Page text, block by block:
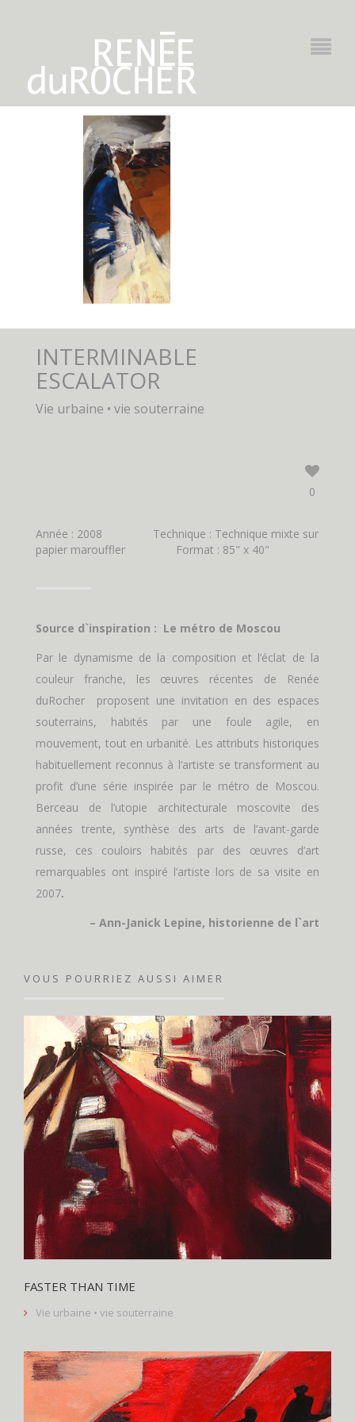
INTERMINABLE
ESCALATOR
Vie urbaine • vie souterraine
0
Année : 2008
Technique : Technique mixte sur
papier marouffler
Format : 85" x 40"
Source d`inspiration : Le métro de Moscou
Par le dynamisme de la composition et l’éclat de la
couleur franche, les œuvres récentes de Renée
duRocher proposent une invitation en des espaces
souterrains, habités par une foule agile, en
mouvement, tout en urbanité. Les attributs historiques
habituellement reconnus à l’artiste se transforment au
profit d’une série inspirée par le métro de Moscou.
Berceau de l’utopie architecturale moscovite des
années trente, synthèse des arts de l’avant-garde
russe, ces couloirs habités par des œuvres d’art
remarquables ont inspiré l’artiste lors de sa visite en
2007.
– Ann-Janick Lepine, historienne de l`art
VOUS POURRIEZ AUSSI AIMER
FASTER THAN TIME
Vie urbaine • vie souterraine